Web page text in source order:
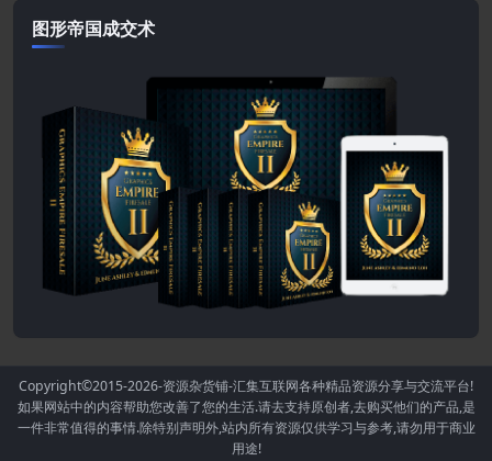
图形帝国成交术
Copyright©2015-2026-资源杂货铺-汇集互联网各种精品资源分享与交流平台!
如果网站中的内容帮助您改善了您的生活.请去支持原创者,去购买他们的产品,是
一件非常值得的事情.除特别声明外,站内所有资源仅供学习与参考,请勿用于商业
用途!